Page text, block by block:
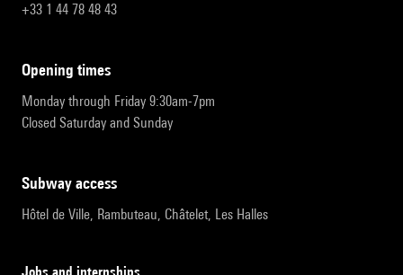
+33 1 44 78 48 43
opening times
Monday through Friday 9:30am-7pm
Closed Saturday and Sunday
subway access
Hôtel de Ville, Rambuteau, Châtelet, Les Halles